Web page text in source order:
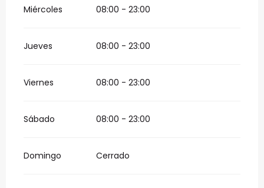
Miércoles 08:00 - 23:00
Jueves 08:00 - 23:00
Viernes 08:00 - 23:00
Sábado 08:00 - 23:00
Domingo Cerrado